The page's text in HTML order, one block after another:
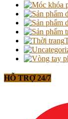
HỖ TRỢ 24/7